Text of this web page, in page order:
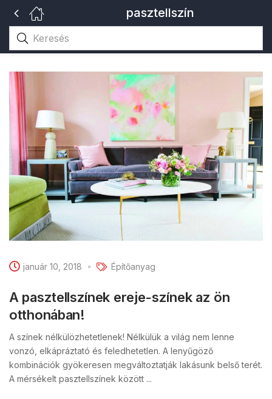
pasztellszín
január 10, 2018 Építőanyag
A pasztellszínek ereje-színek az ön
otthonában!
A színek nélkülözhetetlenek! Nélkülük a világ nem lenne
vonzó, elkápráztató és feledhetetlen. A lenyűgöző
kombinációk gyökeresen megváltoztatják lakásunk belső terét.
A mérsékelt pasztellszínek között ...